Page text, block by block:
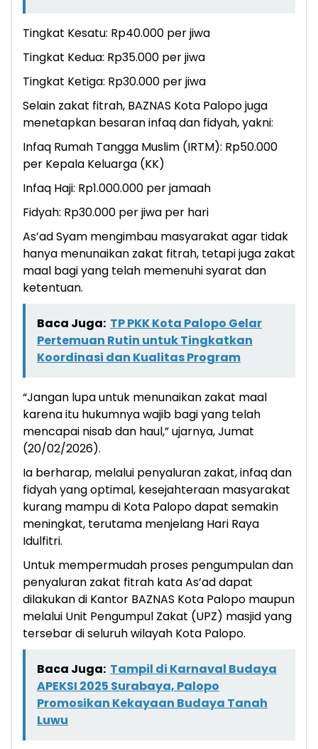
Tingkat Kesatu: Rp40.000 per jiwa
Tingkat Kedua: Rp35.000 per jiwa
Tingkat Ketiga: Rp30.000 per jiwa
Selain zakat fitrah, BAZNAS Kota Palopo juga
menetapkan besaran infaq dan fidyah, yakni:
Infaq Rumah Tangga Muslim (IRTM): Rp50.000
per Kepala Keluarga (KK)
Infaq Haji: Rp1.000.000 per jamaah
Fidyah: Rp30.000 per jiwa per hari
As’ad Syam mengimbau masyarakat agar tidak
hanya menunaikan zakat fitrah, tetapi juga zakat
maal bagi yang telah memenuhi syarat dan
ketentuan.
Baca Juga: TP PKK Kota Palopo Gelar
Pertemuan Rutin untuk Tingkatkan
Koordinasi dan Kualitas Program
“Jangan lupa untuk menunaikan zakat maal
karena itu hukumnya wajib bagi yang telah
mencapai nisab dan haul,” ujarnya, Jumat
(20/02/2026).
Ia berharap, melalui penyaluran zakat, infaq dan
fidyah yang optimal, kesejahteraan masyarakat
kurang mampu di Kota Palopo dapat semakin
meningkat, terutama menjelang Hari Raya
Idulfitri.
Untuk mempermudah proses pengumpulan dan
penyaluran zakat fitrah kata As’ad dapat
dilakukan di Kantor BAZNAS Kota Palopo maupun
melalui Unit Pengumpul Zakat (UPZ) masjid yang
tersebar di seluruh wilayah Kota Palopo.
Baca Juga: Tampil di Karnaval Budaya
APEKSI 2025 Surabaya, Palopo
Promosikan Kekayaan Budaya Tanah
Luwu